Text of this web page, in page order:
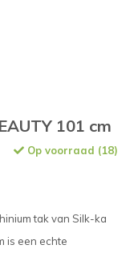
101 cm
Op voorraad (18)
tak van Silk-ka
is een echte